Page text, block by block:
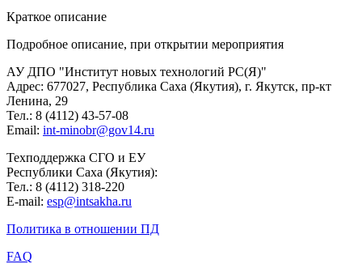
Краткое описание
Подробное описание, при открытии мероприятия
АУ ДПО "Институт новых технологий РС(Я)"
Адрес: 677027, Республика Саха (Якутия), г. Якутск, пр-кт
Ленина, 29
Тел.: 8 (4112) 43-57-08
Email: int-minobr@gov14.ru
Техподдержка СГО и ЕУ
Республики Саха (Якутия):
Тел.: 8 (4112) 318-220
E-mail: esp@intsakha.ru
Политика в отношении ПД
FAQ